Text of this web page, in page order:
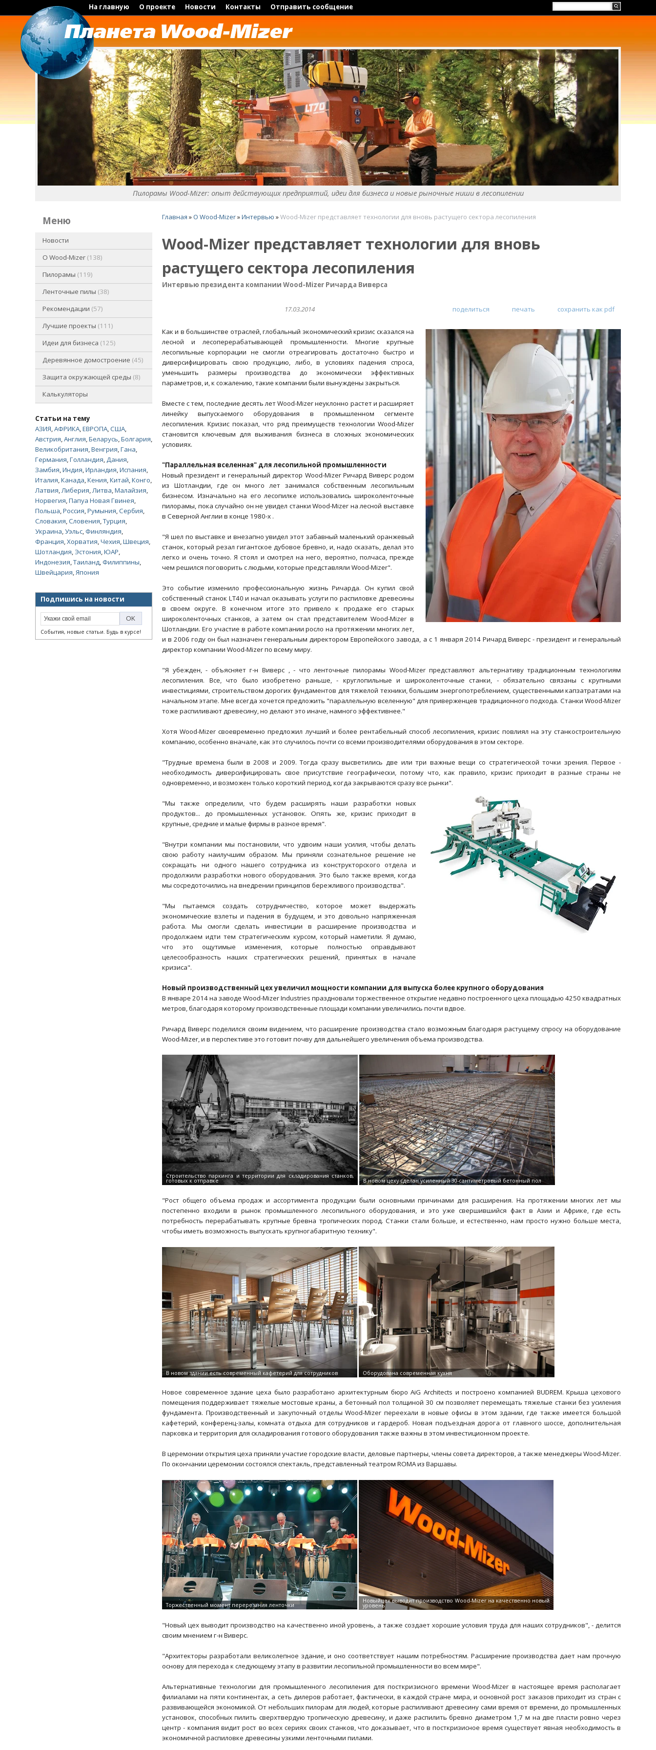
На главную О проекте Новости Контакты Отправить сообщение
Пилорамы Wood-Mizer: опыт действующих предприятий, идеи для бизнеса и новые рыночные ниши в лесопилении
меню
Новости
O Wood-Mizer 138
Пилорамы 119
Ленточные пилы 38
Рекомендации 57
Лучшие проекты 111
Идеи для бизнеса 125
Деревянное домостроение 45
Защита окружающей среды 8
Калькуляторы
Статьи на тему
АЗИЯ,АФРИКА,ЕВРОПА,США,
Австрия,Англия,Беларусь,Болгария,
Великобритания,Венгрия,Гана,
Германия,Голландия,Дания,
Замбия,Индия,Ирландия,Испания,
Италия,Канада,Кения,Китай,Конго,
Латвия,Либерия,Литва,Малайзия,
Норвегия,Папуа Новая Гвинея,
Польша,Россия,Румыния,Сербия,
Словакия,Словения,Турция,
Украина,Уэльс,Финляндия,
Франция,Хорватия,Чехия,Швеция,
Шотландия, Эстония,ЮАР,
Индонезия,Таиланд,Филиппины,
Швейцария,Япония
Подпишись на новости
События, новые статьи. Будь в курсе!
Главная »O Wood-Mizer»Интервью »Wood-Mizer представляет технологии для вновь растущего сектора лесопиления
Wood-Mizer представляет технологии для вновь
растущего сектора лесопиления
Интервью президента компании Wood-Mizer Ричарда Виверса
17.03.2014 поделиться печать сохранить как pdf
Как и в большинстве отраслей, глобальный экономический кризис сказался на
лесной и лесоперерабатывающей промышленности. Многие крупные
лесопильные корпорации не смогли отреагировать достаточно быстро и
диверсифицировать свою продукцию, либо, в условиях падения спроса,
уменьшить размеры производства до экономически эффективных
параметров, и, к сожалению, такие компании были вынуждены закрыться.
Вместе с тем, последние десять лет Wood-Mizer неуклонно растет и расширяет
линейку выпускаемого оборудования в промышленном сегменте
лесопиления. Кризис показал, что ряд преимуществ технологии Wood-Mizer
становится ключевым для выживания бизнеса в сложных экономических
условиях.
"Параллельная вселенная" для лесопильной промышленности
Новый президент и генеральный директор Wood-Mizer Ричард Виверс родом
из Шотландии, где он много лет занимался собственным лесопильным
бизнесом. Изначально на его лесопилке использовались широколенточные
пилорамы, пока случайно он не увидел станки Wood-Mizer на лесной выставке
в Северной Англии в конце 1980-х .
"Я шел по выставке и внезапно увидел этот забавный маленький оранжевый
станок, который резал гигантское дубовое бревно, и, надо сказать, делал это
легко и очень точно. Я стоял и смотрел на него, вероятно, полчаса, прежде
чем решился поговорить с людьми, которые представляли Wood-Mizer".
Это событие изменило профессиональную жизнь Ричарда. Он купил свой
собственный станок LT40 и начал оказывать услуги по распиловке древесины
в своем округе. В конечном итоге это привело к продаже его старых
широколенточных станков, а затем он стал представителем Wood-Mizer в
Шотландии. Его участие в работе компании росло на протяжении многих лет,
и в 2006 году он был назначен генеральным директором Европейского завода, а с 1 января 2014 Ричард Виверс - президент и генеральный
директор компании Wood-Mizer по всему миру.
"Я убежден, - объясняет г-н Виверс , - что ленточные пилорамы Wood-Mizer представляют альтернативу традиционным технологиям
лесопиления. Все, что было изобретено раньше, - круглопильные и широколенточные станки, - обязательно связаны с крупными
инвестициями, строительством дорогих фундаментов для тяжелой техники, большим энергопотреблением, существенными капзатратами на
начальном этапе. Мне всегда хочется предложить "параллельную вселенную" для приверженцев традиционного подхода. Станки Wood-Mizer
тоже распиливают древесину, но делают это иначе, намного эффективнее."
Хотя Wood-Mizer своевременно предложил лучший и более рентабельный способ лесопиления, кризис повлиял на эту станкостроительную
компанию, особенно вначале, как это случилось почти со всеми производителями оборудования в этом секторе.
"Трудные времена были в 2008 и 2009. Тогда сразу высветились две или три важные вещи со стратегической точки зрения. Первое -
необходимость диверсифицировать свое присутствие географически, потому что, как правило, кризис приходит в разные страны не
одновременно, и возможен только короткий период, когда закрываются сразу все рынки".
"Мы также определили, что будем расширять наши разработки новых
продуктов... до промышленных установок. Опять же, кризис приходит в
крупные, средние и малые фирмы в разное время".
"Внутри компании мы постановили, что удвоим наши усилия, чтобы делать
свою работу наилучшим образом. Мы приняли сознательное решение не
сокращать ни одного нашего сотрудника из конструкторского отдела и
продолжили разработки нового оборудования. Это было также время, когда
мы сосредоточились на внедрении принципов бережливого производства".
"Мы пытаемся создать сотрудничество, которое может выдержать
экономические взлеты и падения в будущем, и это довольно напряженная
работа. Мы смогли сделать инвестиции в расширение производства и
продолжаем идти тем стратегическим курсом, который наметили. Я думаю,
что это ощутимые изменения, которые полностью оправдывают
целесообразность наших стратегических решений, принятых в начале
кризиса".
Новый производственный цех увеличил мощности компании для выпуска более крупного оборудования
В январе 2014 на заводе Wood-Mizer Industries праздновали торжественное открытие недавно построенного цеха площадью 4250 квадратных
метров, благодаря которому производственные площади компании увеличились почти вдвое.
Ричард Виверс поделился своим видением, что расширение производства стало возможным благодаря растущему спросу на оборудование
Wood-Mizer, и в перспективе это готовит почву для дальнейшего увеличения объема производства.
"Рост общего объема продаж и ассортимента продукции были основными причинами для расширения. На протяжении многих лет мы
постепенно входили в рынок промышленного лесопильного оборудования, и это уже свершившийся факт в Азии и Африке, где есть
потребность перерабатывать крупные бревна тропических пород. Станки стали больше, и естественно, нам просто нужно больше места,
чтобы иметь возможность выпускать крупногабаритную технику".
Новое современное здание цеха было разработано архитектурным бюро AiG Architects и построено компанией BUDREM. Крыша цехового
помещения поддерживает тяжелые мостовые краны, а бетонный пол толщиной 30 см позволяет перемещать тяжелые станки без усиления
фундамента. Производственный и закупочный отделы Wood-Mizer переехали в новые офисы в этом здании, где также имеется большой
кафетерий, конференц-залы, комната отдыха для сотрудников и гардероб. Новая подъездная дорога от главного шоссе, дополнительная
парковка и территория для складирования готового оборудования также важны в этом инвестиционном проекте.
В церемонии открытия цеха приняли участие городские власти, деловые партнеры, члены совета директоров, а также менеджеры Wood-Mizer.
По окончании церемонии состоялся спектакль, представленный театром ROMA из Варшавы.
"Новый цех выводит производство на качественно иной уровень, а также создает хорошие условия труда для наших сотрудников", - делится
своим мнением г-н Виверс.
"Архитекторы разработали великолепное здание, и оно соответствует нашим потребностям. Расширение производства дает нам прочную
основу для перехода к следующему этапу в развитии лесопильной промышленности во всем мире".
Альтернативные технологии для промышленного лесопиления для посткризисного времени Wood-Mizer в настоящее время располагает
филиалами на пяти континентах, а сеть дилеров работает, фактически, в каждой стране мира, и основной рост заказов приходит из стран с
развивающейся экономикой. От небольших пилорам для людей, которые распиливают древесину сами время от времени, до промышленных
установок, способных пилить сверхтвердую тропическую древесину, и даже распилить бревно диаметром 1,7 м на две пласти ровно через
центр - компания видит рост во всех сериях своих станков, что доказывает, что в посткризисное время существует явная необходимость в
экономичной распиловке древесины узкими ленточными пилами.